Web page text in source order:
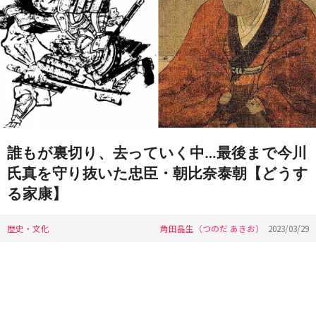
誰もが裏切り、去っていく中…最後まで今川
氏真を守り抜いた忠臣・朝比奈泰朝【どうす
る家康】
歴史・文化 角田晶生（つのだ あきお） 2023/03/29